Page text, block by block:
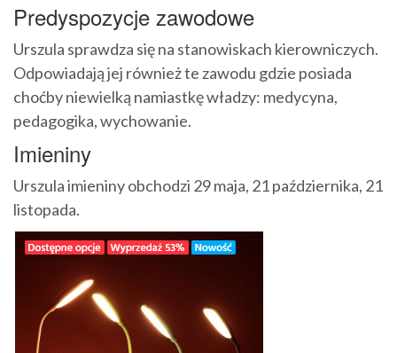
Predyspozycje zawodowe
Urszula sprawdza się na stanowiskach kierowniczych.
Odpowiadają jej również te zawodu gdzie posiada
choćby niewielką namiastkę władzy: medycyna,
pedagogika, wychowanie.
Imieniny
Urszula imieniny obchodzi 29 maja, 21 października, 21
listopada.